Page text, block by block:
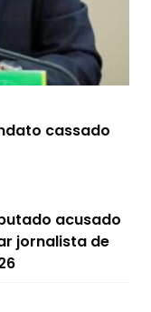
cassado
acusado
jornalista de